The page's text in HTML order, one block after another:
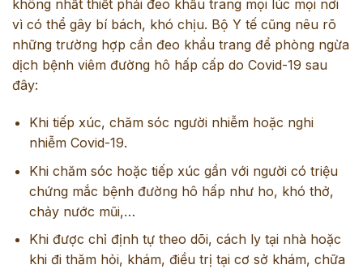
không nhất thiết phải đeo khẩu trang mọi lúc mọi nơi
vì có thể gây bí bách, khó chịu. Bộ Y tế cũng nêu rõ
những trường hợp cần đeo khẩu trang để phòng ngừa
dịch bệnh viêm đường hô hấp cấp do Covid-19 sau
đây:
Khi tiếp xúc, chăm sóc người nhiễm hoặc nghi
nhiễm Covid-19.
Khi chăm sóc hoặc tiếp xúc gần với người có triệu
chứng mắc bệnh đường hô hấp như ho, khó thở,
chảy nước mũi,…
Khi được chỉ định tự theo dõi, cách ly tại nhà hoặc
khi đi thăm hỏi, khám, điều trị tại cơ sở khám, chữa